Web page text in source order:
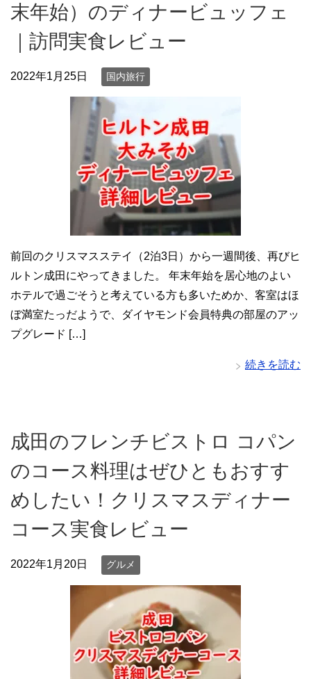
末年始）のディナービュッフェ
｜訪問実食レビュー
2022年1月25日 国内旅行
前回のクリスマスステイ（2泊3日）から一週間後、再びヒ
ルトン成田にやってきました。 年末年始を居心地のよい
ホテルで過ごそうと考えている方も多いためか、客室はほ
ぼ満室たっだようで、ダイヤモンド会員特典の部屋のアッ
プグレード […]
続きを読む
成田のフレンチビストロ コパン
のコース料理はぜひともおすす
めしたい！クリスマスディナー
コース実食レビュー
2022年1月20日 グルメ